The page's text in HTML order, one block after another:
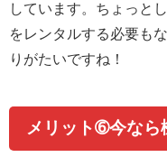
しています。ちょっと
をレンタルする必要も
りがたいですね！
メリット➅今なら